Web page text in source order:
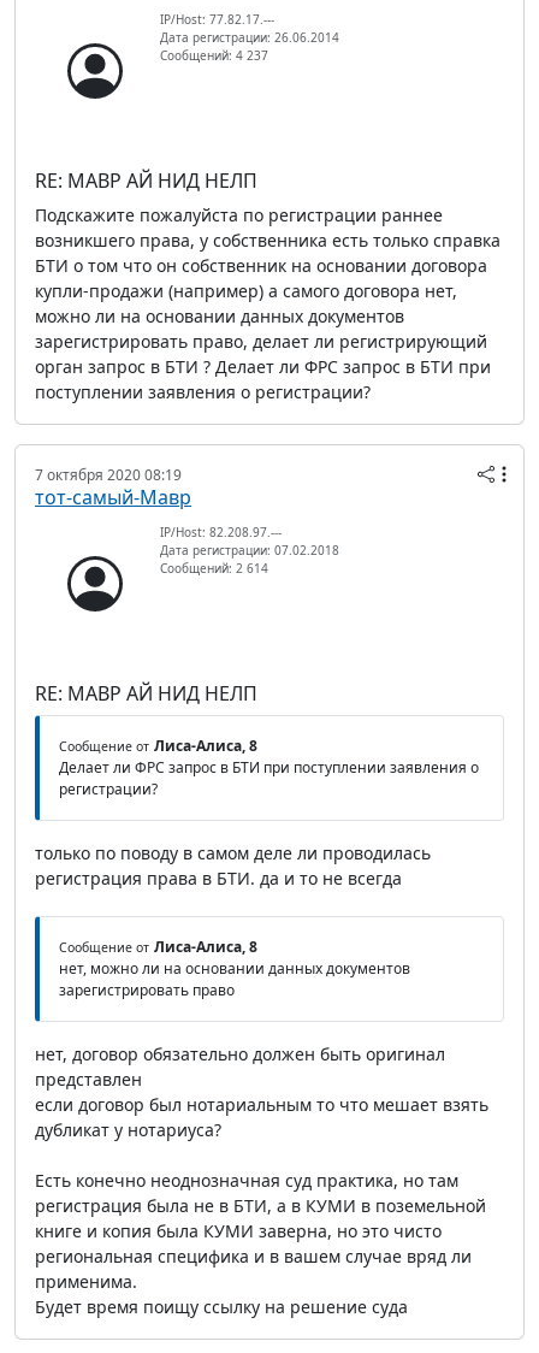
IP/Host: 77.82.17.---
Дата регистрации: 26.06.2014
Сообщений: 4 237
RE: МАВР АЙ НИД НЕЛП
Подскажите пожалуйста по регистрации раннее
возникшего права, у собственника есть только справка
БТИ о том что он собственник на основании договора
купли-продажи (например) а самого договора нет,
можно ли на основании данных документов
зарегистрировать право, делает ли регистрирующий
орган запрос в БТИ ? Делает ли ФРС запрос в БТИ при
поступлении заявления о регистрации?
7 октября 2020 08:19
тот-самый-Мавр
IP/Host: 82.208.97.---
Дата регистрации: 07.02.2018
Сообщений: 2 614
RE: МАВР АЙ НИД НЕЛП
Сообщение от Лиса-Алиса, 8
Делает ли ФРС запрос в БТИ при поступлении заявления о
регистрации?
только по поводу в самом деле ли проводилась
регистрация права в БТИ. да и то не всегда
Сообщение от Лиса-Алиса, 8
нет, можно ли на основании данных документов
зарегистрировать право
нет, договор обязательно должен быть оригинал
представлен
если договор был нотариальным то что мешает взять
дубликат у нотариуса?
Есть конечно неоднозначная суд практика, но там
регистрация была не в БТИ, а в КУМИ в поземельной
книге и копия была КУМИ заверна, но это чисто
региональная специфика и в вашем случае вряд ли
применима.
Будет время поищу ссылку на решение суда